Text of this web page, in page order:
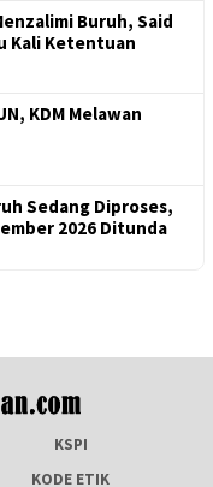
Buruh, Said
Kali Ketentuan
KDM Melawan
Sedang Diproses,
2026 Ditunda
KSPI
KODE ETIK